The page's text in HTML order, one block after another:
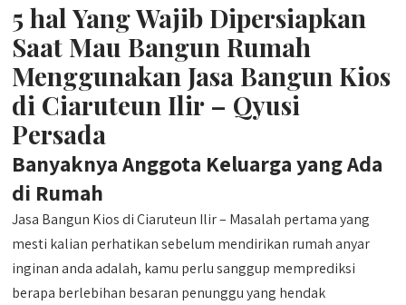
5 hal Yang Wajib Dipersiapkan
Saat Mau Bangun Rumah
Menggunakan Jasa Bangun Kios
di Ciaruteun Ilir – Qyusi
Persada
Banyaknya Anggota Keluarga yang Ada
di Rumah
Jasa Bangun Kios di Ciaruteun Ilir – Masalah pertama yang
mesti kalian perhatikan sebelum mendirikan rumah anyar
inginan anda adalah, kamu perlu sanggup memprediksi
berapa berlebihan besaran penunggu yang hendak